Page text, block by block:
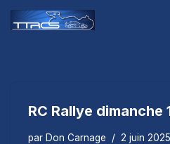
RC Rallye dimanche
par Don Carnage 2 juin 2025